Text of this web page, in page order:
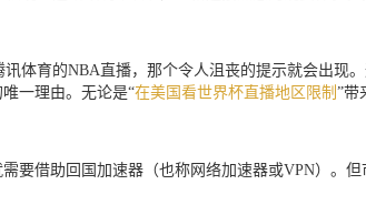
体育的NBA直播，那个令人沮丧的提示就会出
一理由。无论是“在美国看世界杯直播地区限制 ”带
要借助回国加速器（也称网络加速器或VPN）。